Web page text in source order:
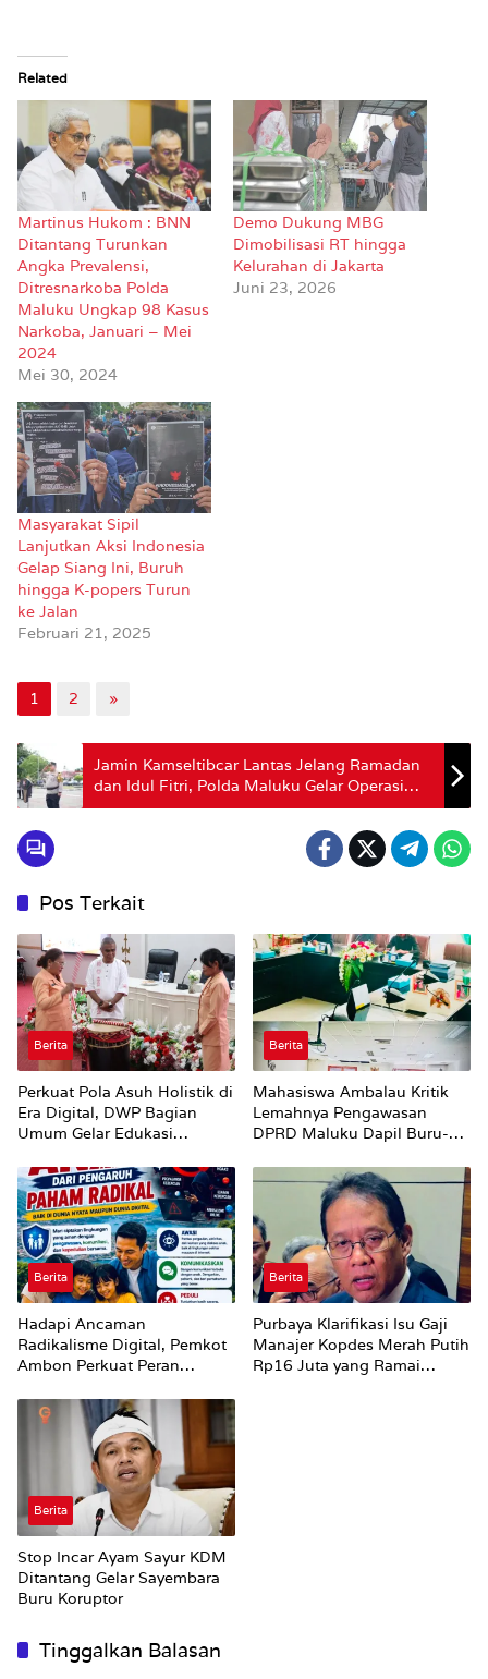
Related
Martinus Hukom : BNN
Ditantang Turunkan
Angka Prevalensi,
Ditresnarkoba Polda
Maluku Ungkap 98 Kasus
Narkoba, Januari – Mei
2024
Mei 30, 2024
Demo Dukung MBG
Dimobilisasi RT hingga
Kelurahan di Jakarta
Juni 23, 2026
Masyarakat Sipil
Lanjutkan Aksi Indonesia
Gelap Siang Ini, Buruh
hingga K-popers Turun
ke Jalan
Februari 21, 2025
1 2 »
Jamin Kamseltibcar Lantas Jelang Ramadan
dan Idul Fitri, Polda Maluku Gelar Operasi
Keselamatan Salawaku 2026
Pos Terkait
Berita
Perkuat Pola Asuh Holistik di
Era Digital, DWP Bagian
Umum Gelar Edukasi
Berita
Mahasiswa Ambalau Kritik
Lemahnya Pengawasan
DPRD Maluku Dapil Buru-
Perubahan Status Jalan
Berita
Hadapi Ancaman
Radikalisme Digital, Pemkot
Ambon Perkuat Peran
Berita
Purbaya Klarifikasi Isu Gaji
Manajer Kopdes Merah Putih
Rp16 Juta yang Ramai
Berita
Stop Incar Ayam Sayur KDM
Ditantang Gelar Sayembara
Buru Koruptor
Tinggalkan Balasan